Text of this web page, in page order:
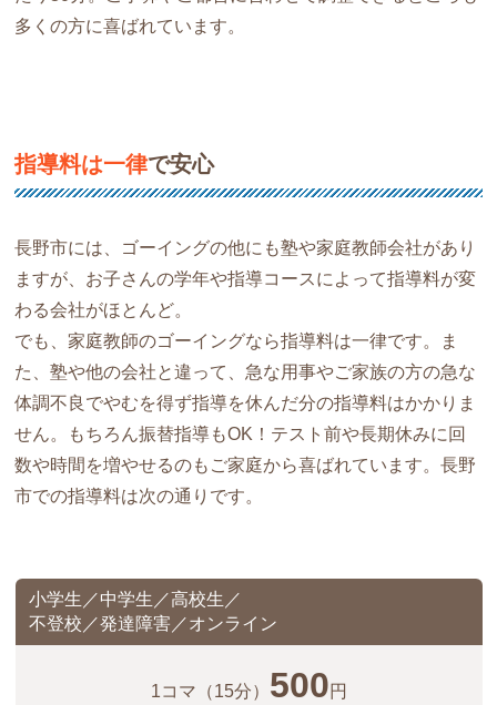
多くの方に喜ばれています。
指導料は一律で安心
長野市には、ゴーイングの他にも塾や家庭教師会社があり
ますが、お子さんの学年や指導コースによって指導料が変
わる会社がほとんど。
でも、家庭教師のゴーイングなら指導料は一律です。ま
た、塾や他の会社と違って、急な用事やご家族の方の急な
体調不良でやむを得ず指導を休んだ分の指導料はかかりま
せん。もちろん振替指導もOK！テスト前や長期休みに回
数や時間を増やせるのもご家庭から喜ばれています。長野
市での指導料は次の通りです。
小学生／中学生／高校生／
不登校／発達障害／オンライン
1コマ （15分） 500 円